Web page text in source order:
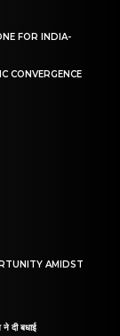
FOR INDIA-
CONVERGENCE
AMIDST
ने दी बधाई